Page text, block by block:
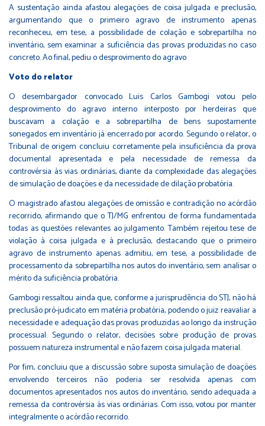
A sustentação ainda afastou alegações de coisa julgada e preclusão,
argumentando que o primeiro agravo de instrumento apenas
reconheceu, em tese, a possibilidade de colação e sobrepartilha no
inventário, sem examinar a suficiência das provas produzidas no caso
concreto. Ao final, pediu o desprovimento do agravo
Voto do relator
O desembargador convocado Luis Carlos Gambogi votou pelo
desprovimento do agravo interno interposto por herdeiras que
buscavam a colação e a sobrepartilha de bens supostamente
sonegados em inventário já encerrado por acordo. Segundo o relator, o
Tribunal de origem concluiu corretamente pela insuficiência da prova
documental apresentada e pela necessidade de remessa da
controvérsia às vias ordinárias, diante da complexidade das alegações
de simulação de doações e da necessidade de dilação probatória.
O magistrado afastou alegações de omissão e contradição no acórdão
recorrido, afirmando que o TJ/MG enfrentou de forma fundamentada
todas as questões relevantes ao julgamento. Também rejeitou tese de
violação à coisa julgada e à preclusão, destacando que o primeiro
agravo de instrumento apenas admitiu, em tese, a possibilidade de
processamento da sobrepartilha nos autos do inventário, sem analisar o
mérito da suficiência probatória.
Gambogi ressaltou ainda que, conforme a jurisprudência do STJ, não há
preclusão pró-judicato em matéria probatória, podendo o juiz reavaliar a
necessidade e adequação das provas produzidas ao longo da instrução
processual. Segundo o relator, decisões sobre produção de provas
possuem natureza instrumental e não fazem coisa julgada material.
Por fim, concluiu que a discussão sobre suposta simulação de doações
envolvendo terceiros não poderia ser resolvida apenas com
documentos apresentados nos autos do inventário, sendo adequada a
remessa da controvérsia às vias ordinárias. Com isso, votou por manter
integralmente o acórdão recorrido.